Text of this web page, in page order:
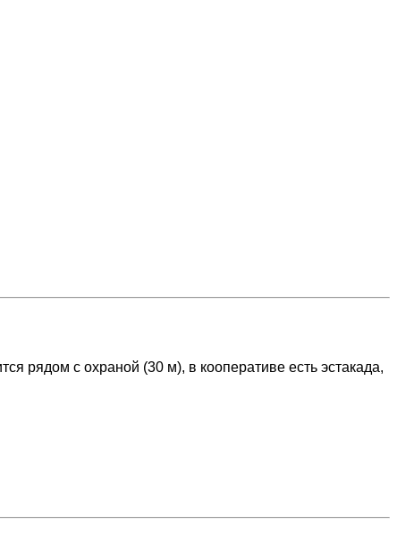
рядом с охраной (30 м), в кооперативе есть эстакада,